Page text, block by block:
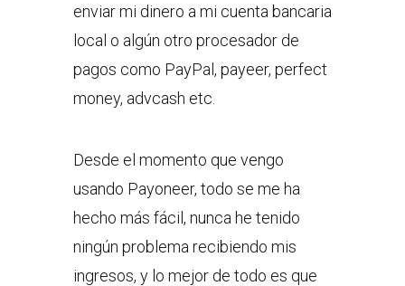
enviar mi dinero a mi cuenta bancaria
local o algún otro procesador de
pagos como PayPal, payeer, perfect
money, advcash etc.
Desde el momento que vengo
usando Payoneer, todo se me ha
hecho más fácil, nunca he tenido
ningún problema recibiendo mis
ingresos, y lo mejor de todo es que